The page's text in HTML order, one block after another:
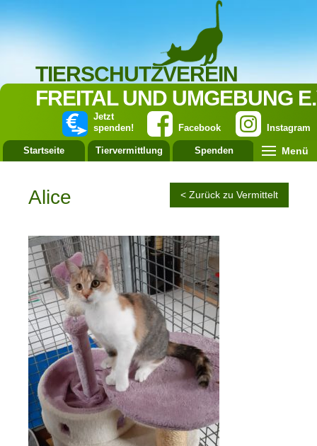
TIERSCHUTZVEREIN
FREITAL UND UMGEBUNG
Instagram
Facebook
Jetzt
spenden!
Startseite Tiervermittlung Spenden Menü
Alice < Zurück zu Vermittelt